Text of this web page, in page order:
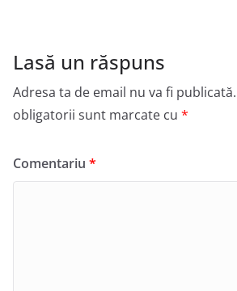
Lasă un răspuns
Adresa ta de email nu va fi publicată.
obligatorii sunt marcate cu *
Comentariu *